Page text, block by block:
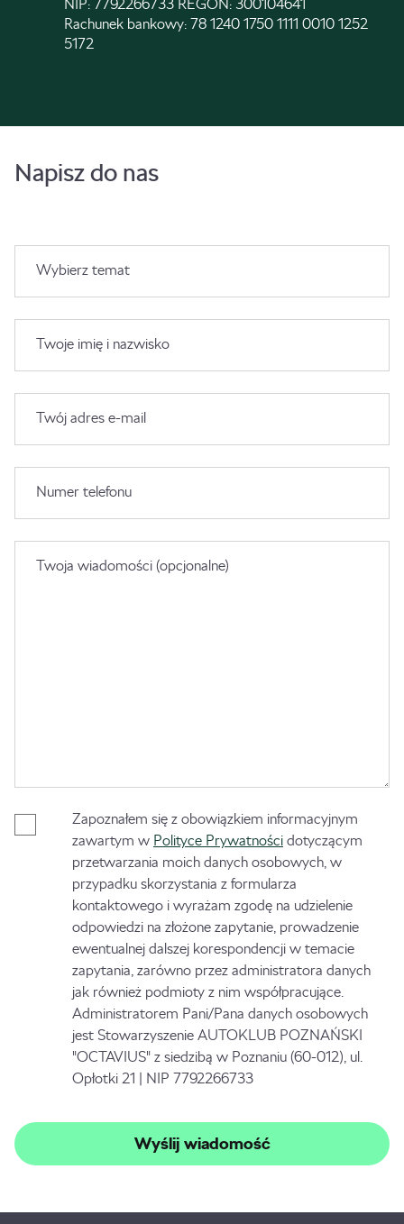
NIP: 7792266733 REGON: 300104641
Rachunek bankowy: 78 1240 1750 1111 0010 1252
5172
Napisz do nas
Wybierz temat
Twoje imię i nazwisko
Twój adres e-mail
Numer telefonu
Twoja wiadomości (opcjonalne)
Zapoznałem się z obowiązkiem informacyjnym
zawartym w Polityce Prywatności dotyczącym
przetwarzania moich danych osobowych, w
przypadku skorzystania z formularza
kontaktowego i wyrażam zgodę na udzielenie
odpowiedzi na złożone zapytanie, prowadzenie
ewentualnej dalszej korespondencji w temacie
zapytania, zarówno przez administratora danych
jak również podmioty z nim współpracujące.
Administratorem Pani/Pana danych osobowych
jest Stowarzyszenie AUTOKLUB POZNAŃSKI
"OCTAVIUS" z siedzibą w Poznaniu (60-012), ul.
Opłotki 21 | NIP 7792266733